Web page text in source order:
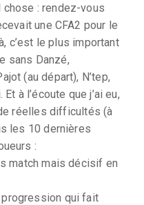
chose : rendez-vous
une CFA2 pour le
c’est le plus important
sans Danzé,
(au départ), N’tep,
à l’écoute que j’ai eu,
de réelles difficultés (à
les 10 dernières
:
match mais décisif en
progression qui fait